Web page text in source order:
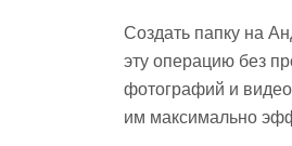
Создать папку на
эту операцию без
фотографий и
им максимально